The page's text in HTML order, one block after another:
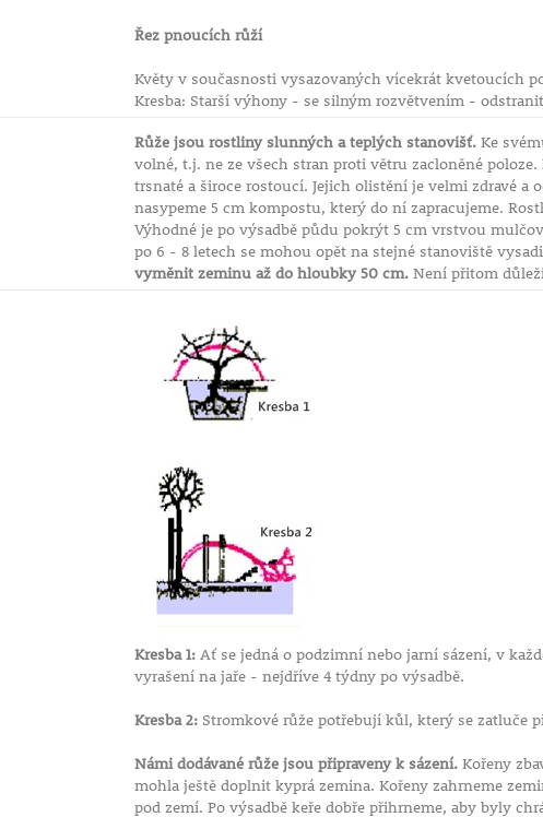
Řez pnoucích růží
Květy v současnosti vysazovaných vícekrát kvetoucích
Kresba: Starší výhony - se silným rozvětvením -
Růže jsou rostliny slunných a teplých stanovišť.Ke
volné, t.j. ne ze všech stran proti větru zacloněné poloze.
trsnaté a široce rostoucí. Jejich olistění je velmi zdravé a
nasypeme 5 cm kompostu, který do ní zapracujeme.
Výhodné je po výsadbě půdu pokrýt 5 cm vrstvou
po 6 - 8 letech se mohou opět na stejné stanoviště
vyměnit zeminu až do hloubky 50 cm.Není přitom
Kresba 1:Ať se jedná o podzimní nebo jarní sázení, v
vyrašení na jaře - nejdříve 4 týdny po výsadbě.
Kresba 2:Stromkové růže potřebují kůl, který se zatluče
Námi dodávané růže jsou připraveny k sázení.Kořeny
mohla ještě doplnit kyprá zemina. Kořeny zahrneme
pod zemí. Po výsadbě keře dobře přihrneme, aby byly